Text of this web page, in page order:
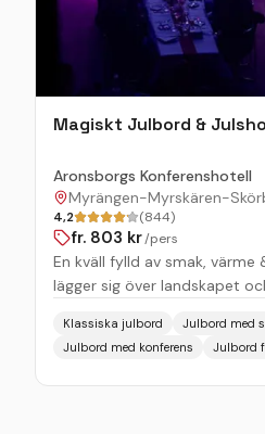
Magiskt Julbord &
Aronsborgs Konferenshotell
Myrängen-Myrskären-
4,2 (844)
fr. 803 kr/pers
En kväll fylld av smak, värme
lägger sig över landskapet
alla smaker. Vackert beläget
resa från Uppsala,
väntar ett klassiskt julbord i
Klassiska julbord Julbord med
Julbord med konferens
Julbord